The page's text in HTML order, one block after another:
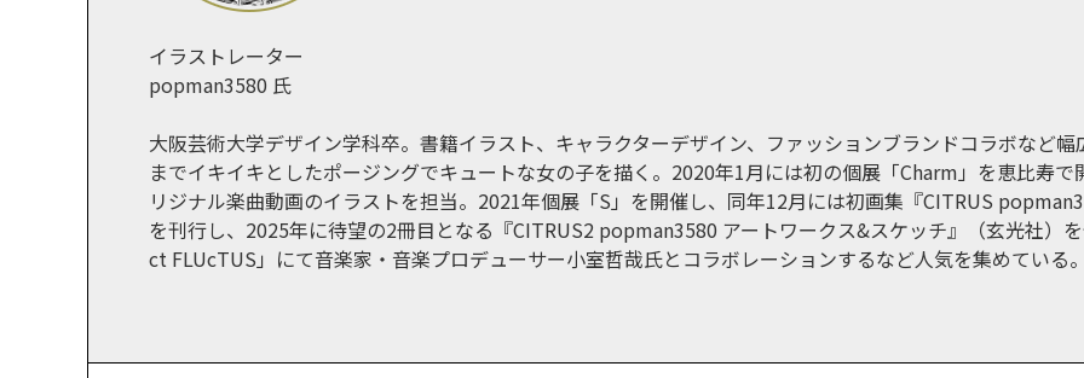
イラストレーター
popman3580 氏
大阪芸術⼤学デザイン学科卒。書籍イラスト、キャラクターデザイン、ファッションブランドコラボなど
までイキイキとしたポージングでキュートな⼥の⼦を描く。2020年1⽉には初の個展「Charm」を恵⽐寿
リジナル楽曲動画のイラストを担当。2021年個展「S」を開催し、同年12⽉には初画集『CITRUS
を刊⾏し、2025年に待望の2冊目となる『CITRUS2 popman3580 アートワークス&スケッチ』（玄光社）
ct FLUcTUS」にて⾳楽家・⾳楽プロデューサー⼩室哲哉氏とコラボレーションするなど⼈気を集めている